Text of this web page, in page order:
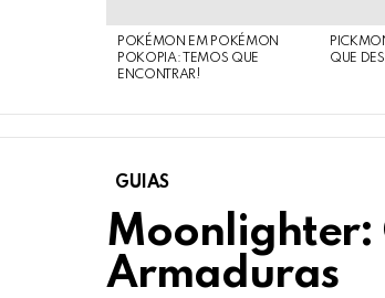
POKÉMON EM POKÉMON
POKOPIA: TEMOS QUE
ENCONTRAR!
QUE
GUIAS
Moonlighter:
Armaduras